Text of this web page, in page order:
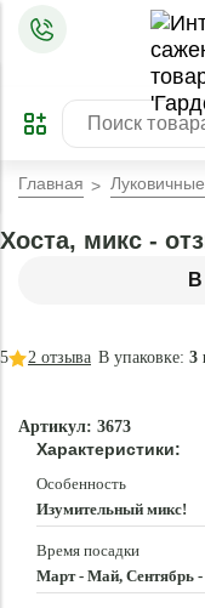
ПРЕДЗАКАЗ
Главная
Хоста, микс -
В упаковке:3
5 2 отзыва
Артикул: 3673
Характеристики:
Особенность
Изумительный микс!
Время посадки
Март - Май, Сентябрь